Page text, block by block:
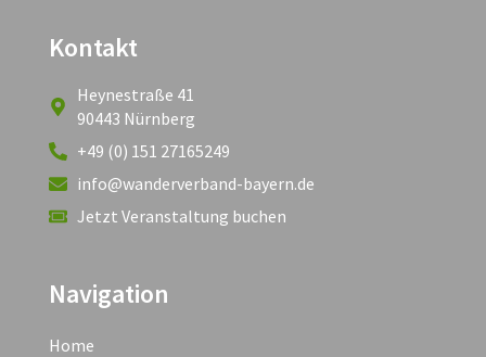
Kontakt
Heynestraße 41
90443 Nürnberg
+49 (0) 151 27165249
info@wanderverband-bayern.de
Jetzt Veranstaltung buchen
Navigation
Home